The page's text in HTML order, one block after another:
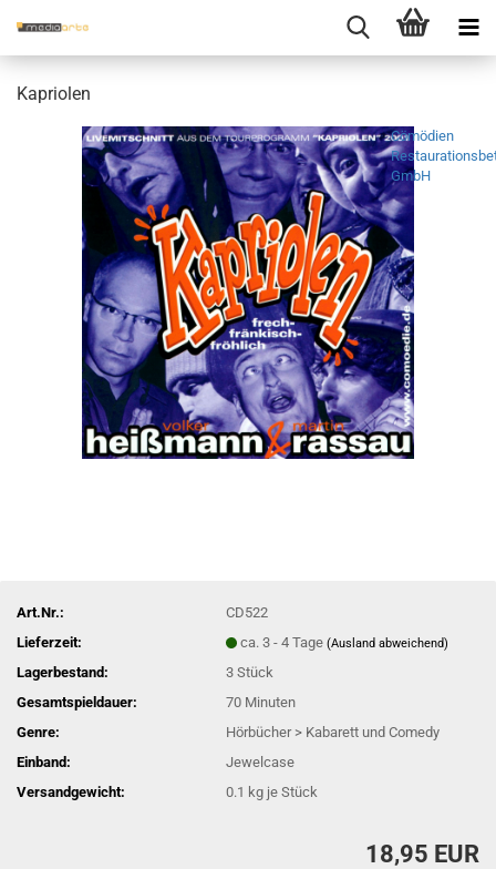
Ka­prio­len
Cömödien
GmbH
Art.Nr.:
CD522
Lieferzeit:
ca. 3 - 4 Tage(Ausland abweichend)
Lagerbestand: 3Stück
Gesamtspieldauer:
70 Minuten
Genre:
Hörbücher > Kabarett und Comedy
Einband:
Jewelcase
Versandgewicht:
0.1 kg je Stück
18,95 EUR